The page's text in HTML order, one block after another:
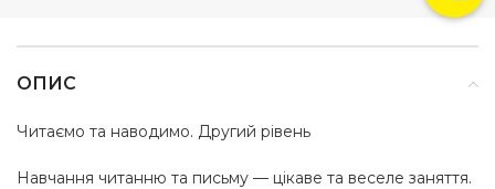
ОПИС
Читаємо та наводимо. Другий рівень
Навчання читанню та письму — цікаве та веселе заняття.